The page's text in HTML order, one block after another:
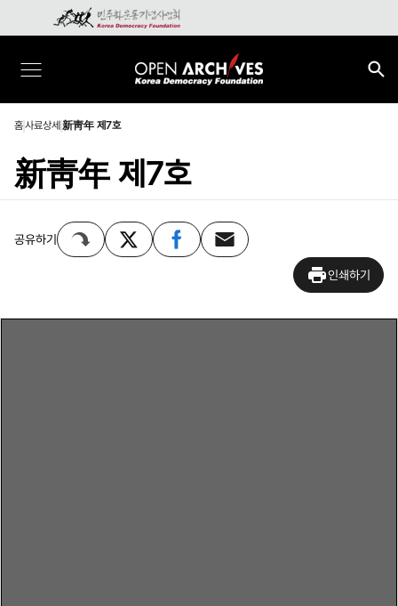
홈사료상세 新靑年 제7호
新靑年 제7호
공유하기
인쇄하기